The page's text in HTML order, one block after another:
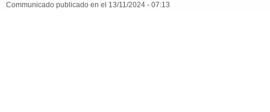
Communicado publicado en el 13/11/2024 - 07:13